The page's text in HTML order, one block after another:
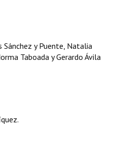
Sánchez y Puente, Natalia
Taboada y Gerardo Ávila